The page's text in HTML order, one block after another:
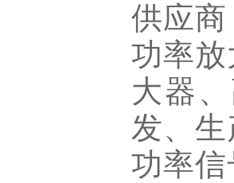
供应
功率
大器
发、
功率